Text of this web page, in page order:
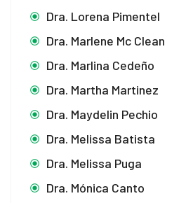
Dra. Lorena Pimentel
Dra. Marlene Mc Clean
Dra. Marlina Cedeño
Dra. Martha Martinez
Dra. Maydelin Pechio
Dra. Melissa Batista
Dra. Melissa Puga
Dra. Mónica Canto